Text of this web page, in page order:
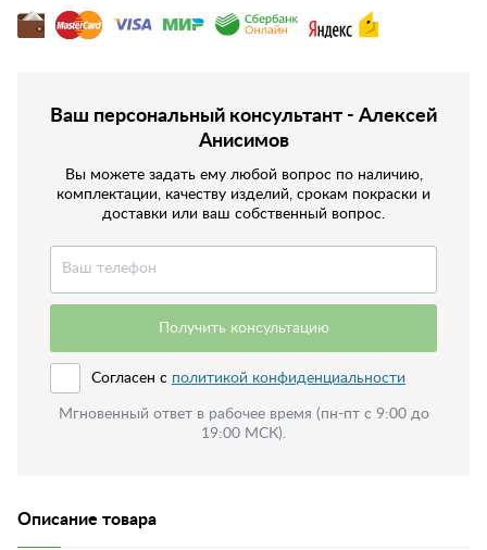
Ваш персональный консультант - Алексей
Анисимов
Вы можете задать ему любой вопрос по наличию,
комплектации, качеству изделий, срокам покраски и
доставки или ваш собственный вопрос.
Получить консультацию
Согласен с политикой конфиденциальности
Мгновенный ответ в рабочее время (пн-пт с 9:00 до
19:00 МСК).
Описание товара